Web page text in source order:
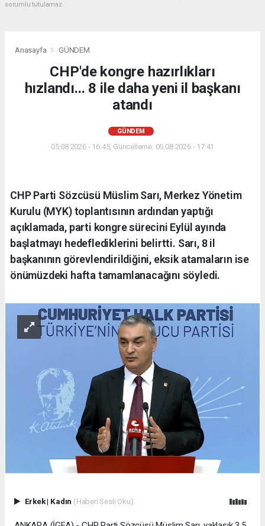
sorumlu tutulamaz.
Anasayfa GÜNDEM
CHP'de kongre hazırlıkları
hızlandı... 8 ile daha yeni il başkanı
atandı
GÜNDEM
05.08.2026 - 16:45, Güncelleme: 05.08.2026 - 17:41
CHP Parti Sözcüsü Müslim Sarı, Merkez Yönetim
Kurulu (MYK) toplantısının ardından yaptığı
açıklamada, parti kongre sürecini Eylül ayında
başlatmayı hedeflediklerini belirtti. Sarı, 8 il
başkanının görevlendirildiğini, eksik atamaların ise
önümüzdeki hafta tamamlanacağını söyledi.
Erkek| Kadın (Haberi Sesli Oku)